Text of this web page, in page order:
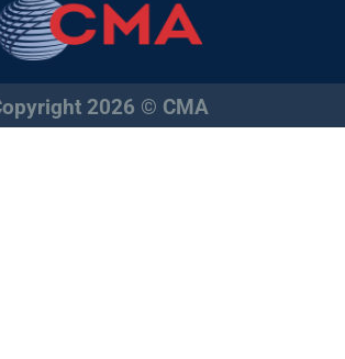
2026 © CMA